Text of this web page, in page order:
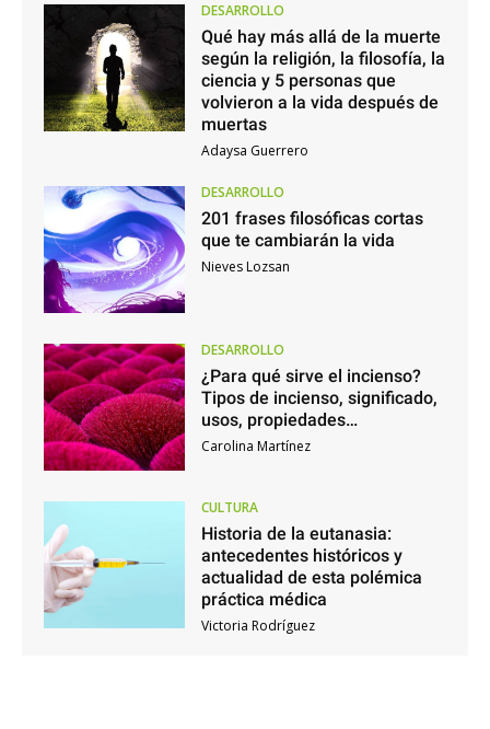
DESARROLLO
Qué hay más allá de la muerte
según la religión, la filosofía, la
ciencia y 5 personas que
volvieron a la vida después de
muertas
Adaysa Guerrero
DESARROLLO
201 frases filosóficas cortas
que te cambiarán la vida
Nieves Lozsan
DESARROLLO
¿Para qué sirve el incienso?
Tipos de incienso, significado,
usos, propiedades…
Carolina Martínez
CULTURA
Historia de la eutanasia:
antecedentes históricos y
actualidad de esta polémica
práctica médica
Victoria Rodríguez